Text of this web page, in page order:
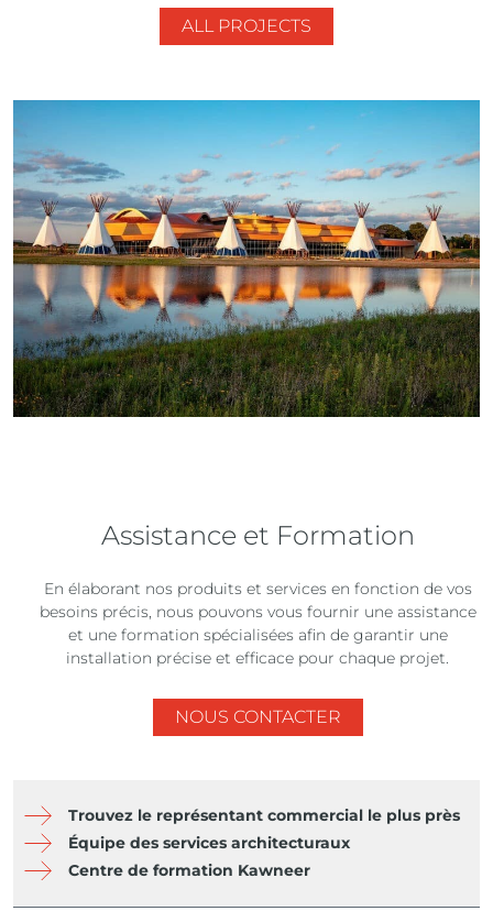
ALL PROJECTS
Assistance et Formation
En élaborant nos produits et services en fonction de vos
besoins précis, nous pouvons vous fournir une assistance
et une formation spécialisées afin de garantir une
installation précise et efficace pour chaque projet.
NOUS CONTACTER
Trouvez le représentant commercial le plus près
Équipe des services architecturaux
Centre de formation Kawneer